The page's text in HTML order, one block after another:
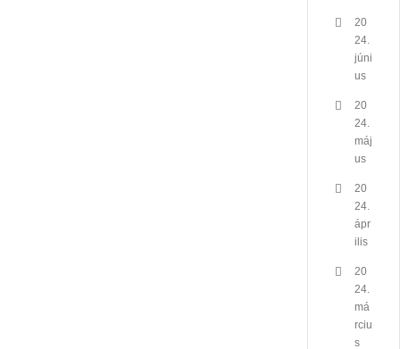
20
24.
júni
us
20
24.
máj
us
20
24.
ápr
ilis
20
24.
má
rciu
s